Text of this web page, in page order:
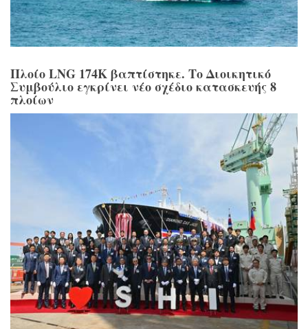
Πλοίο LNG 174K βαπτίστηκε. Το Διοικητικό
Συμβούλιο εγκρίνει νέο σχέδιο κατασκευής 8
πλοίων